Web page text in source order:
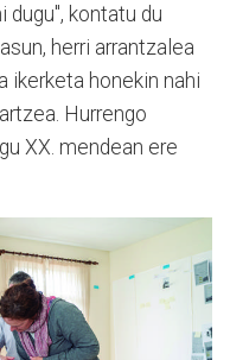
dugu", kontatu du
herri arrantzalea
ikerketa honekin nahi
Hurrengo
XX. mendean ere